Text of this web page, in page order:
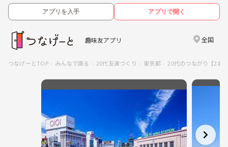
アプリを入手 アプリで開く
趣味友アプリ 全国
つなげーとTOP みんなで語る 20代友達づくり 東京都 20代のつながり【2名